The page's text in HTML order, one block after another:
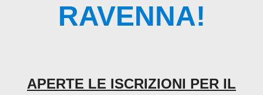
RAVENNA!
APERTE LE ISCRIZIONI PER IL